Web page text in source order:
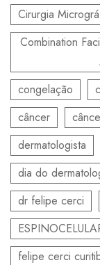
Cirurgia
Combination
congelação
câncer
dermatologista
dia do
dr felipe cerci
felipe cerci